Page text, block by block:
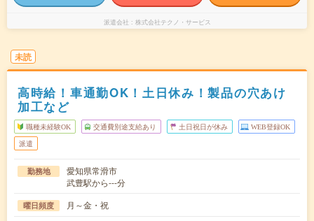
派遣会社 株式会社テクノ・サービス
未読
高時給！車通勤OK！土日休み！製品の穴あけ
加工など
職種未経験OK 交通費別途支給あり 土日祝日が休み WEB登録OK
派遣
勤務地
愛知県常滑市
武豊駅から---分
曜日頻度 月～金・祝